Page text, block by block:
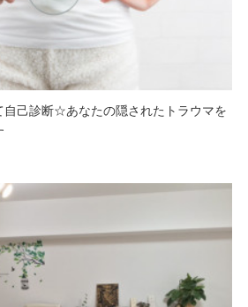
自己診断☆あなたの隠されたトラウマを